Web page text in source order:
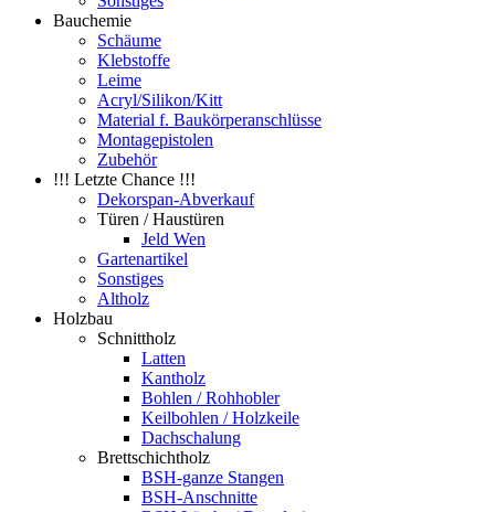
Bauchemie
Schäume
Klebstoffe
Leime
Acryl/Silikon/Kitt
Material f. Baukörperanschlüsse
Montagepistolen
Zubehör
!!! Letzte Chance !!!
Dekorspan-Abverkauf
Türen / Haustüren
Jeld Wen
Gartenartikel
Sonstiges
Altholz
Holzbau
Schnittholz
Latten
Kantholz
Bohlen / Rohhobler
Keilbohlen / Holzkeile
Dachschalung
Brettschichtholz
BSH-ganze Stangen
BSH-Anschnitte